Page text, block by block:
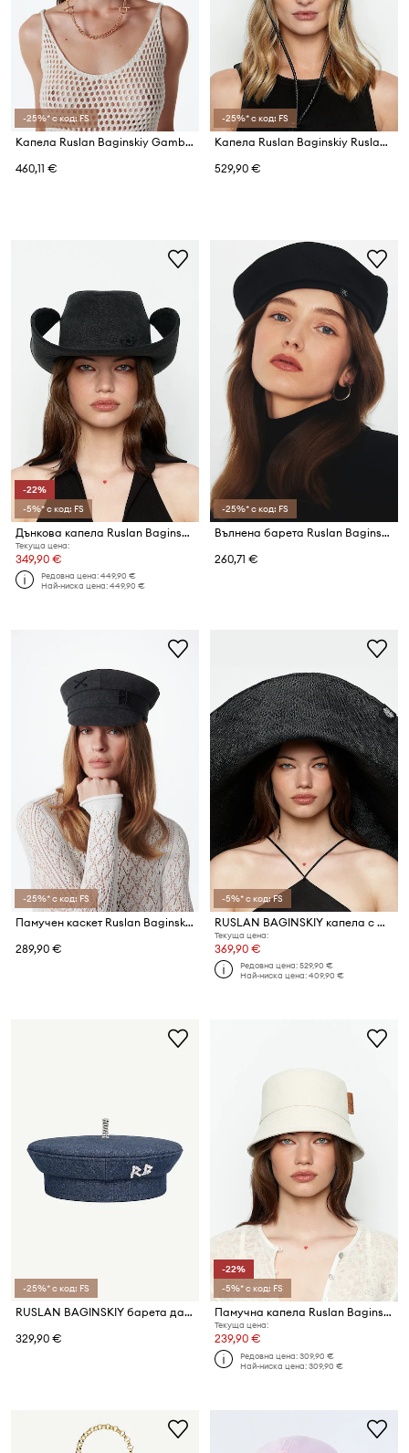
-25%* с код: FS
Капела Ruslan Baginskiy Gambler Hat
460,11 €
-25%* с код: FS
Капела Ruslan Baginskiy Ruslan Baginskiy Cowboy Hat with Leather Trim
529,90 €
-22%
-5%* с код: FS
Дънкова капела Ruslan Baginskiy Ruslan Baginskiy Denim Cowboy Hat
Текуща цена:
349,90 €
Редовна цена:449,90 €
Най-ниска цена:449,90 €
-25%* с код: FS
Вълнена барета Ruslan Baginskiy Beret
260,71 €
-25%* с код: FS
Памучен каскет Ruslan Baginskiy Baker Boy Cap
289,90 €
-5%* с код: FS
RUSLAN BAGINSKIY капела с широка периферия дамска от сплетена материя Foldable Hat
Текуща цена:
369,90 €
Редовна цена:529,90 €
Най-ниска цена:409,90 €
-25%* с код: FS
RUSLAN BAGINSKIY барета дамска от деним Beret
329,90 €
-22%
-5%* с код: FS
Памучна капела Ruslan Baginskiy Ruslan Baginskiy Logo Patch Bucket Hat
Текуща цена:
239,90 €
Редовна цена:309,90 €
Най-ниска цена:309,90 €